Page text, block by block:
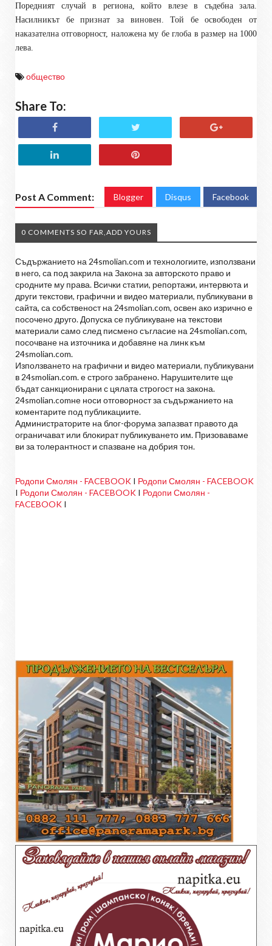
Поредният случай в региона, който влезе в съдебна зала.
Насилникът бе признат за виновен. Той бе освободен от
наказателна отговорност, наложена му бе глоба в размер на 1000
лева.
общество
Share To:
Post A Comment: Blogger Disqus Facebook
0 COMMENTS SO FAR,ADD YOURS
Съдържанието на 24smolian.com и технологиите, използвани
в него, са под закрила на Закона за авторското право и
сродните му права. Всички статии, репортажи, интервюта и
други текстови, графични и видео материали, публикувани в
сайта, са собственост на 24smolian.com, освен ако изрично е
посочено друго. Допуска се публикуване на текстови
материали само след писмено съгласие на 24smolian.com,
посочване на източника и добавяне на линк към
24smolian.com.
Използването на графични и видео материали, публикувани
в 24smolian.com. е строго забранено. Нарушителите ще
бъдат санкционирани с цялата строгост на закона.
24smolian.comне носи отговорност за съдържанието на
коментарите под публикациите.
Администраторите на блог-форума запазват правото да
ограничават или блокират публикуването им. Призоваваме
ви за толерантност и спазване на добрия тон.
Родопи Смолян - FACEBOOK I Родопи Смолян - FACEBOOK
I Родопи Смолян - FACEBOOK I Родопи Смолян -
FACEBOOK I